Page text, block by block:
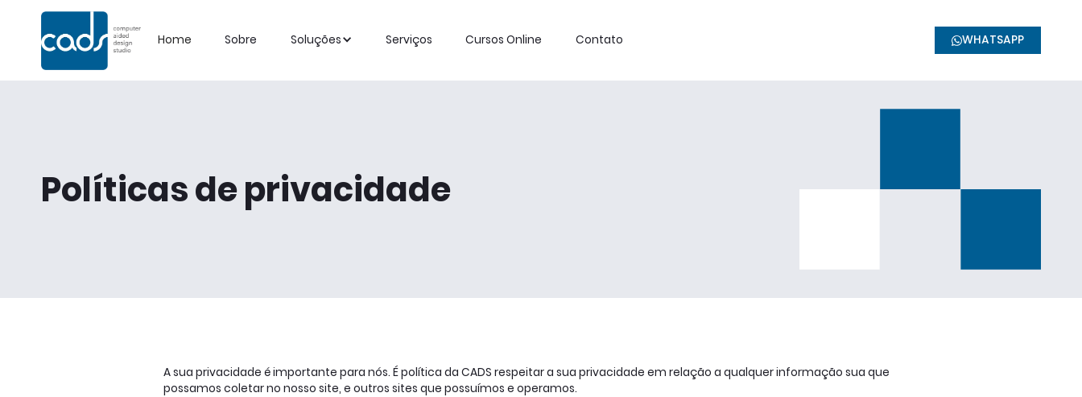
Home Sobre Soluções Serviços Cursos Online Contato WHATSAPP
impulsione a produtividade da
sua empresa
Políticas de privacidade
A sua privacidade é importante para nós. É política da CADS respeitar a sua privacidade em relação a qualquer informação sua que
possamos coletar no nosso site, e outros sites que possuímos e operamos.